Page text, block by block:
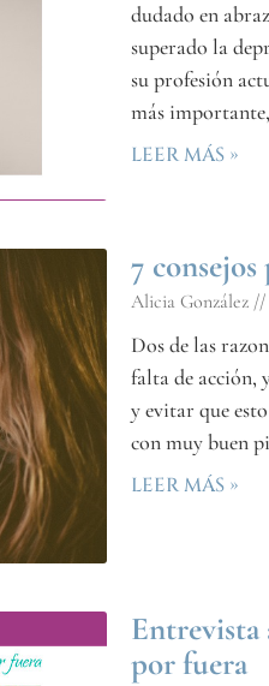
dudado en
superado la
su profesión
más
LEER MÁS »
7
Alicia González
Dos de las
falta de acción,
y evitar que
con muy buen
LEER MÁS »
Entrevista
por fuera